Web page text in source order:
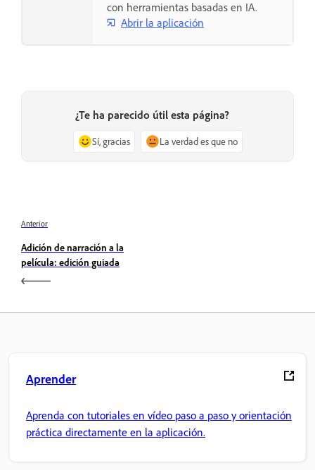
con herramientas basadas en IA.
Abrir la aplicación
¿Te ha parecido útil esta página?
Sí, gracias La verdad es que no
Anterior
Adición de narración a la
película: edición guiada
Aprender
Aprenda con tutoriales en vídeo paso a paso y orientación
práctica directamente en la aplicación.